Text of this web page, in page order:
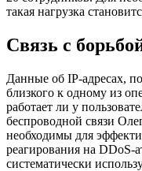
такая нагрузка
Связь с
Данные об IP-адресах,
близкого к одному из
работает ли у
беспроводной связи
необходимы для
реагирования на
систематически